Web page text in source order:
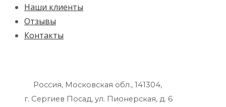
Наши клиенты
Отзывы
Контакты
Россия, Московская обл., 141304,
г. Сергиев Посад, ул. Пионерская, д. 6